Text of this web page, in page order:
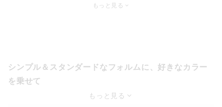
もっと見る
シンプル＆スタンダードなフォルムに、好きなカラー
を乗せて
もっと見る